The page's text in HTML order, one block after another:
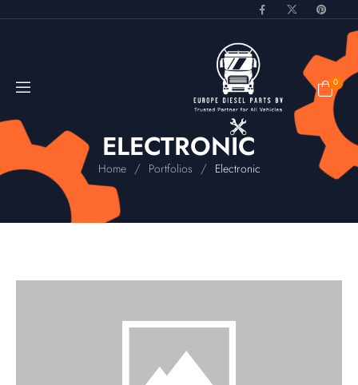
0
ELECTRONIC
Home / Portfolios / Electronic